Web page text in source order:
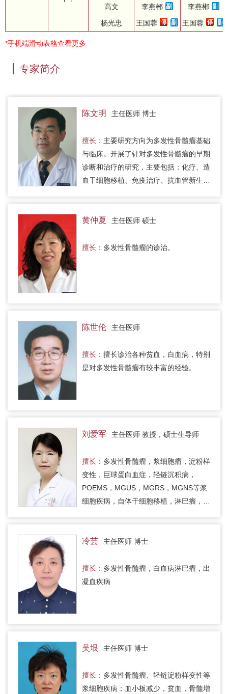
高文
杨光忠
李燕郴
王国蓉
李燕郴
王国蓉
*手机端滑动表格查看更多
专家简介
陈文明 主任医师 博士
擅长： 主要研究方向为多发性骨髓瘤基础
与临床。开展了针对多发性骨髓瘤的早期
诊断和治疗的研究，主要包括：化疗、造
血干细胞移植、免疫治疗、抗血管新生治
黄仲夏 主任医师 硕士
擅长： 多发性骨髓瘤的诊治。
陈世伦 主任医师
擅长： 擅长诊治各种贫血，白血病，特别
是对多发性骨髓瘤有较丰富的经验。
刘爱军 主任医师 教授，硕士生导师
擅长： 多发性骨髓瘤，浆细胞瘤，淀粉样
变性，巨球蛋白血症，轻链沉积病，
POEMS，MGUS，MGRS，MGNS等浆
细胞疾病，自体干细胞移植，淋巴瘤，骨
慢…
冷芸 主任医师 博士
擅长： 多发性骨髓瘤，白血病淋巴瘤，出
凝血疾病
吴垠 主任医师 博士
擅长： 多发性骨髓瘤、轻链淀粉样变性等
浆细胞疾病；血小板减少，贫血，骨髓增